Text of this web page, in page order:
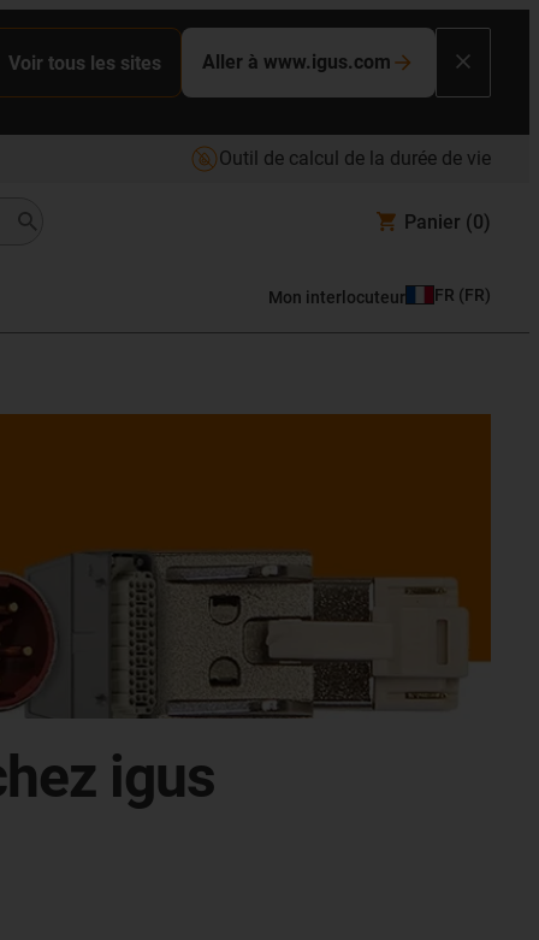
Voir tous les sites Aller à www.igus.com
Outil de calcul de la durée de vie
Panier (0)
Mon interlocuteur FR (FR)
igus